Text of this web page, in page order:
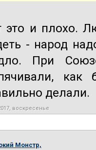
это и плохо.
- народ
При
делали.
воскресенье
Монстр,